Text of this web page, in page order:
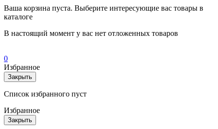
Ваша корзина пуста. Выберите интересующие вас товары в
каталоге
В настоящий момент у вас нет отложенных товаров
0
Избранное
Закрыть
Список избранного пуст
Избранное
Закрыть